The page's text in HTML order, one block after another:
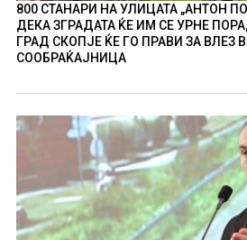
800 СТАНАРИ НА УЛИЦАТА „АНТОН
ДЕКА ЗГРАДАТА ЌЕ ИМ СЕ УРНЕ
ГРАД СКОПЈЕ ЌЕ ГО ПРАВИ ЗА ВЛЕЗ
СООБРАЌАЈНИЦА